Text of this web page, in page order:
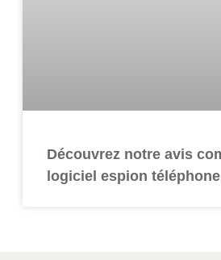
Découvrez notre avis
logiciel espion